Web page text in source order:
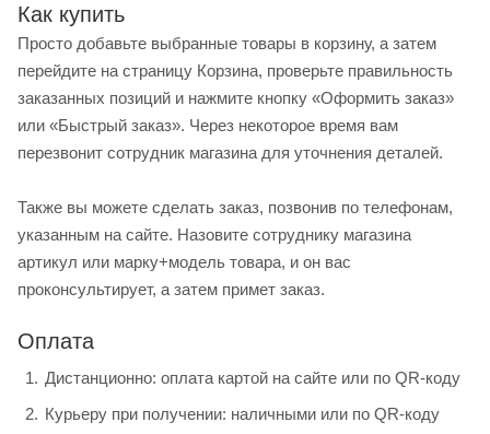
Как купить
Просто добавьте выбранные товары в корзину, а затем
перейдите на страницу Корзина, проверьте правильность
заказанных позиций и нажмите кнопку «Оформить заказ»
или «Быстрый заказ». Через некоторое время вам
перезвонит сотрудник магазина для уточнения деталей.
Также вы можете сделать заказ, позвонив по телефонам,
указанным на сайте. Назовите сотруднику магазина
артикул или марку+модель товара, и он вас
проконсультирует, а затем примет заказ.
Оплата
Дистанционно: оплата картой на сайте или по QR-коду
Курьеру при получении: наличными или по QR-коду